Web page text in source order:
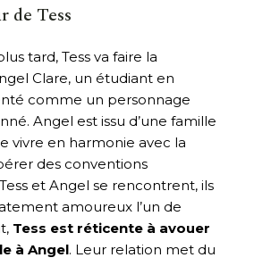
de Tess
tard, Tess va faire la
Clare, un étudiant en
comme un personnage
Angel est issu d’une famille
vivre en harmonie avec la
des conventions
et Angel se rencontrent, ils
amoureux l’un de
Tess est réticente à avouer
à Angel. Leur relation met du